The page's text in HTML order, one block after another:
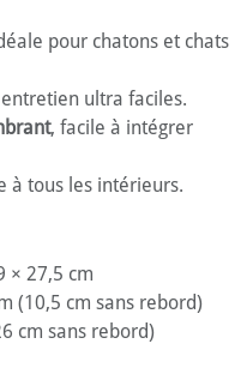
pour chatons et chats
ultra faciles.
, facile à intégrer
à tous les intérieurs.
× 27,5 cm
(10,5 cm sans rebord)
cm sans rebord)